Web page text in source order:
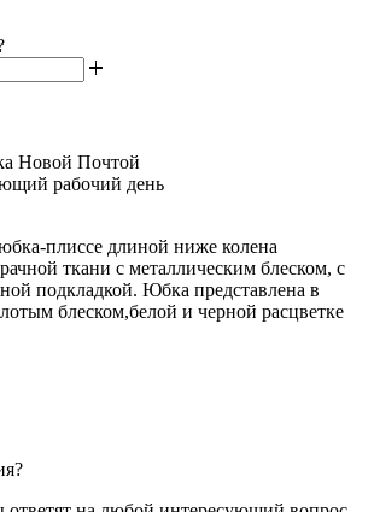
Новой Почтой
рабочий день
плиссе длиной ниже колена
ткани с металлическим блеском, с
подкладкой. Юбка представлена в
блеском,белой и черной расцветке